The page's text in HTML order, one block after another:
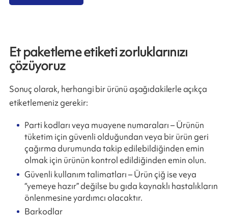
Et paketleme etiketi zorluklarınızı
çözüyoruz
Sonuç olarak, herhangi bir ürünü aşağıdakilerle açıkça
etiketlemeniz gerekir:
Parti kodları veya muayene numaraları – Ürünün
tüketim için güvenli olduğundan veya bir ürün geri
çağırma durumunda takip edilebildiğinden emin
olmak için ürünün kontrol edildiğinden emin olun.
Güvenli kullanım talimatları – Ürün çiğ ise veya
“yemeye hazır” değilse bu gıda kaynaklı hastalıkların
önlenmesine yardımcı olacaktır.
Barkodlar